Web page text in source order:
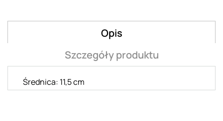
Opis
Szczegóły produktu
Średnica: 11,5 cm